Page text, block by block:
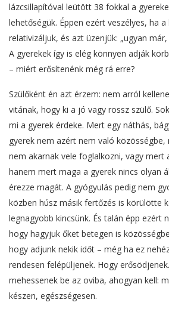
lázcsillapítóval leütött 38 fokkal a
lehetőségük. Éppen ezért veszélyes, ha
relativizáljuk, és azt üzenjük: „ugyan
A gyerekek így is elég könnyen adják
– miért erősítenénk még rá erre?
Szülőként én azt érzem: nem arról
vitának, hogy ki a jó vagy rossz szülő.
mi a gyerek érdeke. Mert egy náthás,
gyerek nem azért nem való
nem akarnak vele foglalkozni, vagy mert
hanem mert maga a gyerek nincs olyan
érezze magát. A gyógyulás pedig nem
közben húsz másik fertőzés is körülötte
legnagyobb kincsünk. És talán épp ezért
hogy hagyjuk őket betegen is
hogy adjunk nekik időt – még ha ez
rendesen felépüljenek. Hogy
mehessenek be az oviba, ahogyan kell:
készen, egészségesen.